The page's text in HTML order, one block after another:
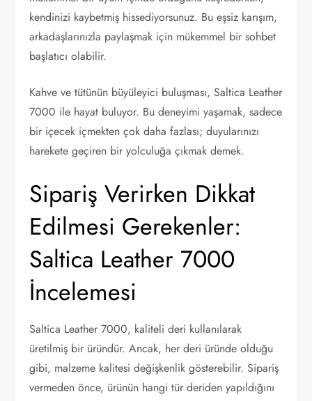
kendinizi kaybetmiş hissediyorsunuz. Bu eşsiz karışım,
arkadaşlarınızla paylaşmak için mükemmel bir sohbet
başlatıcı olabilir.
Kahve ve tütünün büyüleyici buluşması, Saltica Leather
7000 ile hayat buluyor. Bu deneyimi yaşamak, sadece
bir içecek içmekten çok daha fazlası; duyularınızı
harekete geçiren bir yolculuğa çıkmak demek.
Sipariş Verirken Dikkat
Edilmesi Gerekenler:
Saltica Leather 7000
İncelemesi
Saltica Leather 7000, kaliteli deri kullanılarak
üretilmiş bir üründür. Ancak, her deri üründe olduğu
gibi, malzeme kalitesi değişkenlik gösterebilir. Sipariş
vermeden önce, ürünün hangi tür deriden yapıldığını